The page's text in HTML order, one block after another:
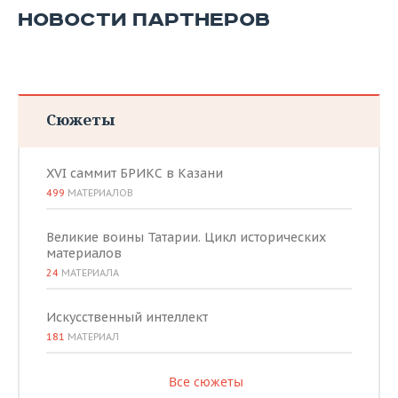
НОВОСТИ ПАРТНЕРОВ
Сюжеты
XVI саммит БРИКС в Казани
499 МАТЕРИАЛОВ
Великие воины Татарии. Цикл исторических
материалов
24 МАТЕРИАЛА
Искусственный интеллект
181 МАТЕРИАЛ
Все сюжеты